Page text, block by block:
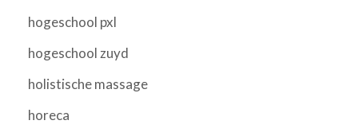
hogeschool pxl
hogeschool zuyd
holistische massage
horeca